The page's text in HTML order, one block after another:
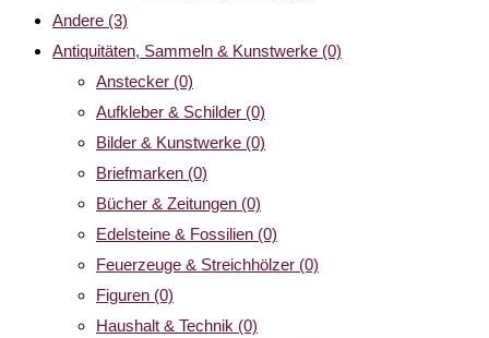
Andere (3)
Antiquitäten, Sammeln & Kunstwerke (0)
Anstecker (0)
Aufkleber & Schilder (0)
Bilder & Kunstwerke (0)
Briefmarken (0)
Bücher & Zeitungen (0)
Edelsteine & Fossilien (0)
Feuerzeuge & Streichhölzer (0)
Figuren (0)
Haushalt & Technik (0)